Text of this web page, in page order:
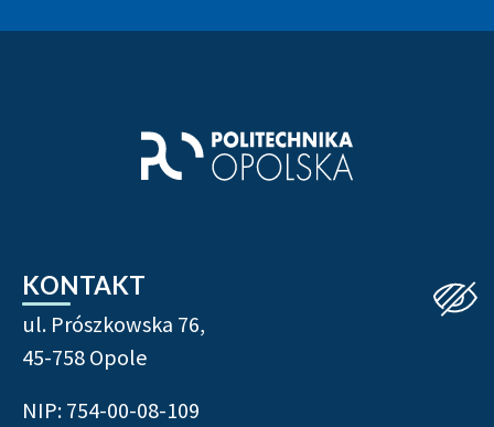
KONTAKT
ul. Prószkowska 76,
45-758 Opole
NIP: 754-00-08-109